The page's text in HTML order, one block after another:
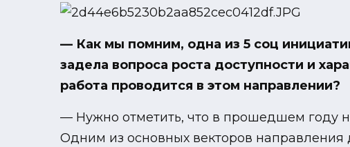
— Как мы помним, одна из 5 соц
задела вопроса роста доступности и
работа проводится в этом направлении?
— Нужно отметить, что в прошедшем году
Одним из основных векторов направления